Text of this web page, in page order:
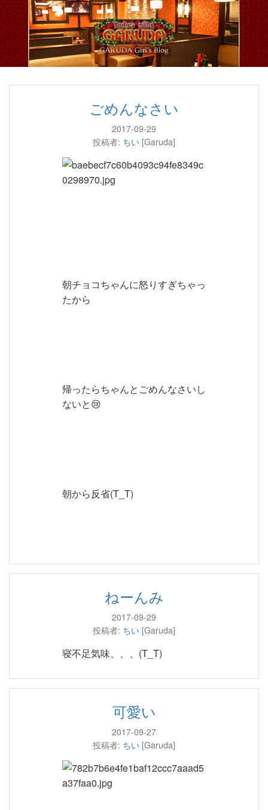
ごめんなさい
2017-09-29
投稿者: ちい [Garuda]
朝チョコちゃんに怒りすぎちゃっ
たから
帰ったらちゃんとごめんなさいし
ないと😢
朝から反省(T_T)
ねーんみ
2017-09-29
投稿者: ちい [Garuda]
寝不足気味、、、(T_T)
可愛い
2017-09-27
投稿者: ちい [Garuda]